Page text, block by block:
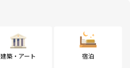
建築・アート 宿泊